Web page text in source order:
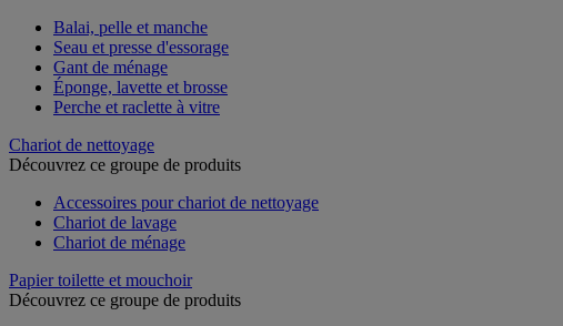
Balai, pelle et manche
Seau et presse d'essorage
Gant de ménage
Éponge, lavette et brosse
Perche et raclette à vitre
Chariot de nettoyage
Découvrez ce groupe de produits
Accessoires pour chariot de nettoyage
Chariot de lavage
Chariot de ménage
Papier toilette et mouchoir
Découvrez ce groupe de produits